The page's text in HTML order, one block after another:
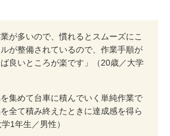
が多いので、慣れるとスムーズにこ
が整備されているので、作業手順が
良いところが楽です」（20歳／大学
を集めて台車に積んでいく単純作業で
全て積み終えたときに達成感を得ら
1年生／男性）